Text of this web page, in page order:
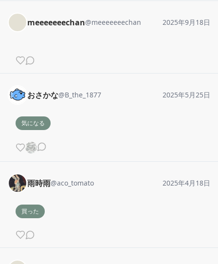
meeeeeeechan@meeeeeeechan 2025年9月18日
おさかな@B_the_1877 2025年5月25日
気になる
雨時雨@aco_tomato 2025年4月18日
買った